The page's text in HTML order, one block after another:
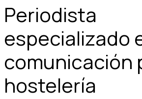
Periodista
especializado
comunicación
hostelería